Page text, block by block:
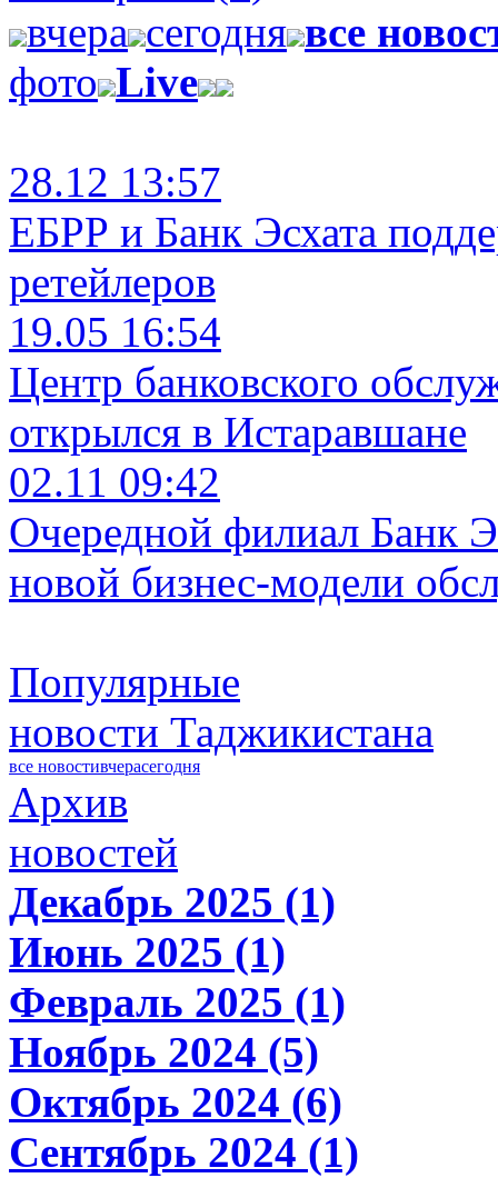
вчера сегодня все
фото Live
28.12 13:57
ЕБРР и Банк Эсхата
ретейлеров
19.05 16:54
Центр банковского
открылся в Истаравшане
02.11 09:42
Очередной филиал Банк
новой бизнес-модели
Популярные
новости Таджикистана
все новостивчерасегодня
Архив
новостей
Декабрь 2025 (1)
Июнь 2025 (1)
Февраль 2025 (1)
Ноябрь 2024 (5)
Октябрь 2024 (6)
Сентябрь 2024 (1)